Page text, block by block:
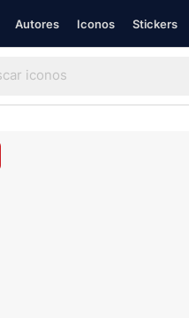
Autores Iconos Stickers